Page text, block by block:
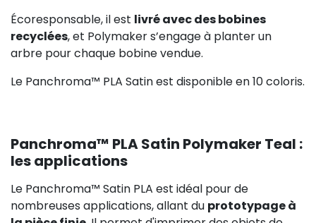
Écoresponsable, il est livré avec des bobines
recyclées, et Polymaker s’engage à planter un
arbre pour chaque bobine vendue.
Le Panchroma™ PLA Satin est disponible en 10 coloris.
Panchroma™ PLA Satin Polymaker Teal :
les applications
Le Panchroma™ Satin PLA est idéal pour de
nombreuses applications, allant du prototypage à